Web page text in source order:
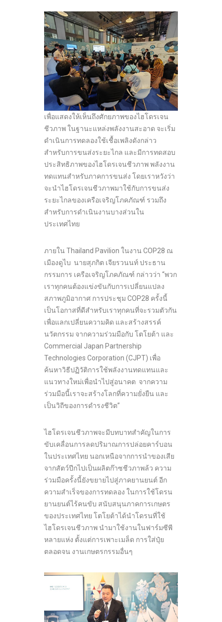
เพื่อแสดงให้เห็นถึงศักยภาพของไฮโดรเจน
ชีวภาพ ในฐานะแหล่งพลังงานสะอาด จะเริ่ม
ดำเนินการทดลองใช้เชื้อเพลิงดังกล่าว
สำหรับการขนส่งระยะไกล และมีการทดสอบ
ประสิทธิภาพของไฮโดรเจนชีวภาพ พลังงาน
ทดแทนสำหรับภาคการขนส่ง โดยเราหวังว่า
จะนำไฮโดรเจนชีวภาพมาใช้กับการขนส่ง
ระยะไกลของเครือเจริญโภคภัณฑ์ รวมถึง
สำหรับการดำเนินงานบางส่วนใน
ประเทศไทย
ภายใน Thailand Pavilion ในงาน COP28 ณ
เมืองดูไบ นายสุภกิต เจียรวนนท์ ประธาน
กรรมการ เครือเจริญโภคภัณฑ์ กล่าวว่า “พวก
เราทุกคนต้องแข่งขันกับการเปลี่ยนแปลง
สภาพภูมิอากาศ การประชุม COP28 ครั้งนี้
เป็นโอกาสที่ดีสำหรับเราทุกคนที่จะรวมตัวกัน
เพื่อแลกเปลี่ยนความคิด และสร้างสรรค์
นวัตกรรม จากความร่วมมือกับ โตโยต้า และ
Commercial Japan Partnership
Technologies Corporation (CJPT) เพื่อ
ค้นหาวิธีปฏิวัติการใช้พลังงานทดแทนและ
แนวทางใหม่เพื่อนำไปสู่อนาคต จากความ
ร่วมมือนี้เราจะสร้างโลกที่ความยั่งยืน และ
เป็นวิถีของการดำรงชีวิต”
ไฮโดรเจนชีวภาพจะมีบทบาทสำคัญในการ
ขับเคลื่อนการลดปริมาณการปล่อยคาร์บอน
ในประเทศไทย นอกเหนือจากการนำของเสีย
จากสัตว์ปีกไปเป็นผลิตก๊าซชีวภาพล้ว ความ
ร่วมมือครั้งนี้ยังขยายไปสู่ภาคยานยนต์ อีก
ความสำเร็จของการทดลอง ในการใช้โดรน
ยานยนต์ไร้คนขับ สนับสนุนภาคการเกษตร
ของประเทศไทย โตโยต้าได้นำโดรนที่ใช้
ไฮโดรเจนชีวภาพ นำมาใช้งานในฟาร์มซีพี
หลายแห่ง ตั้งแต่การเพาะเมล็ด การใส่ปุ๋ย
ตลอดจน งานเกษตรกรรมอื่นๆ